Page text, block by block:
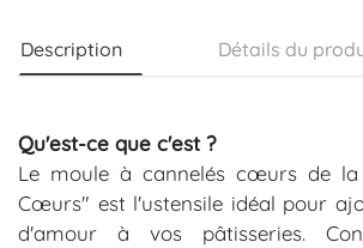
Description Détails du
Qu'est-ce que c'est ?
Le moule à cannelés cœurs de la
Cœurs" est l'ustensile idéal pour
d'amour à vos pâtisseries.